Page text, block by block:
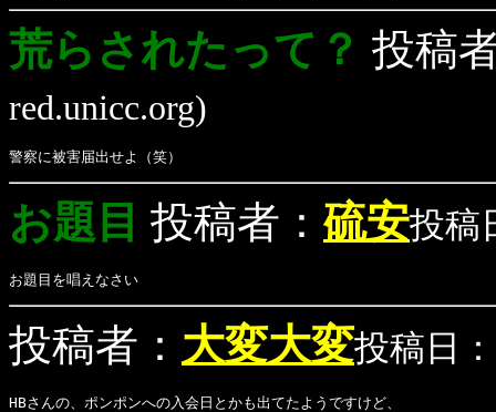
荒らされたって？ 投稿
red.unicc.org)
警察に被害届出せよ（笑）
お題目 投稿者： 硫安投稿
お題目を唱えなさい
投稿者： 大変大変投稿日
HBさんの、ポンポンへの入会日とかも出てたようですけど、